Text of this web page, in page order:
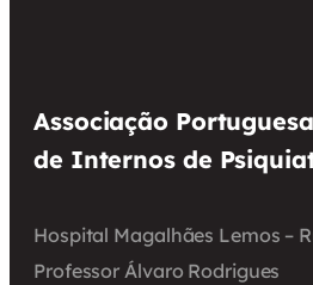
Associação Portuguesa
de Internos de
Hospital Magalhães Lemos –
Professor Álvaro Rodrigues